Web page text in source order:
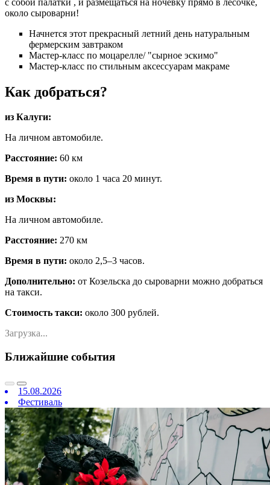
около сыроварни!
Начнется этот прекрасный летний день натуральным
фермерским завтраком
Мастер-класс по моцарелле/ "сырное эскимо"
Мастер-класс по стильным аксессуарам макраме
Как добраться?
из Калуги:
На личном автомобиле.
Расстояние: 60 км
Время в пути: около 1 часа 20 минут.
из Москвы:
На личном автомобиле.
Расстояние: 270 км
Время в пути: около 2,5–3 часов.
Дополнительно: от Козельска до сыроварни можно добраться
на такси.
Стоимость такси: около 300 рублей.
Загрузка...
Ближайшие события
15.08.2026
Фестиваль